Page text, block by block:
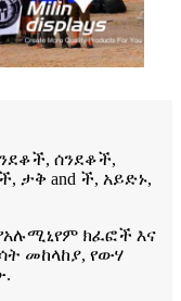
ሰንደቆች,
ታቅ and ች, አይድኑ,
ክፈፎች እና
መከላከያ, የውሃ